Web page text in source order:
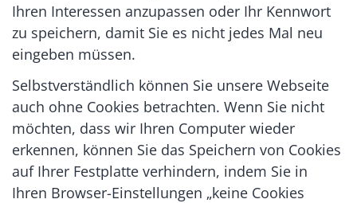
Ihren Interessen anzupassen oder Ihr Kennwort
zu speichern, damit Sie es nicht jedes Mal neu
eingeben müssen.
Selbstverständlich können Sie unsere Webseite
auch ohne Cookies betrachten. Wenn Sie nicht
möchten, dass wir Ihren Computer wieder
erkennen, können Sie das Speichern von Cookies
auf Ihrer Festplatte verhindern, indem Sie in
Ihren Browser-Einstellungen „keine Cookies